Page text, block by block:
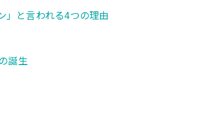
」と言われる4つの理由
誕生